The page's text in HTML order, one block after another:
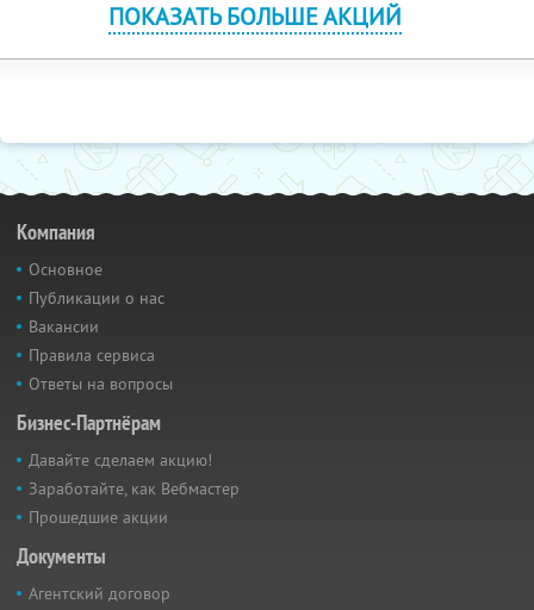
ПОКАЗАТЬ БОЛЬШЕ АКЦИЙ
Компания
Основное
Публикации о нас
Вакансии
Правила сервиса
Ответы на вопросы
Бизнес-Партнёрам
Давайте сделаем акцию!
Заработайте, как Вебмастер
Прошедшие акции
Документы
Агентский договор